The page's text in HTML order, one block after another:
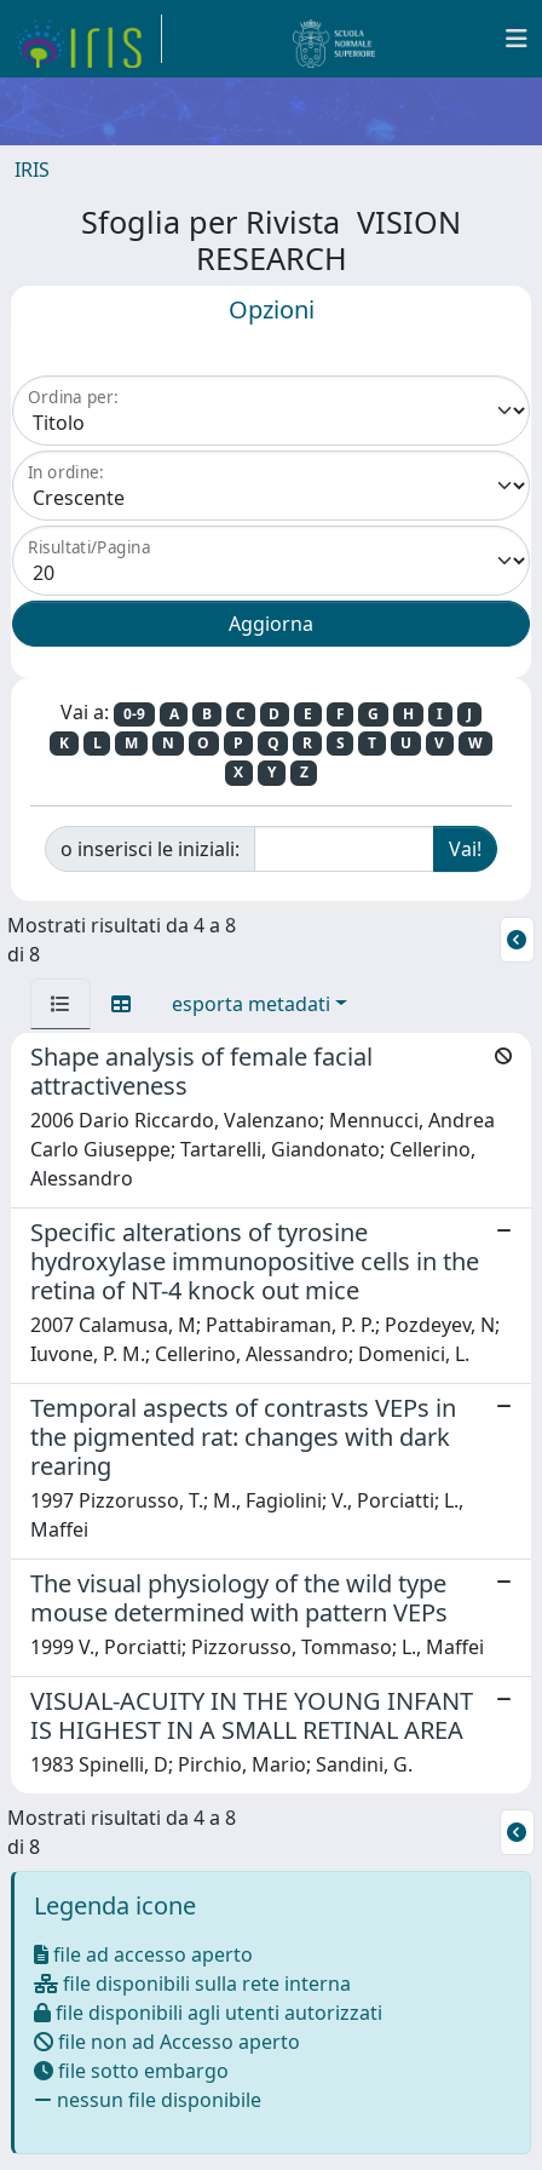
IRIS
Sfoglia per Rivista VISION
RESEARCH
Opzioni
Ordina per:
In ordine:
Risultati/Pagina
Vai a: 0-9 A B C D E F G H I
J
K
L M N O P Q R S T U V
W
X
Y Z
o inserisci le iniziali:
Mostrati risultati da 4 a 8
di 8
esporta metadati
Shape analysis of female facial
attractiveness
2006 Dario Riccardo, Valenzano; Mennucci, Andrea
Carlo Giuseppe; Tartarelli, Giandonato; Cellerino,
Alessandro
Specific alterations of tyrosine
hydroxylase immunopositive cells in the
retina of NT-4 knock out mice
2007 Calamusa, M; Pattabiraman, P. P.; Pozdeyev, N;
Iuvone, P. M.; Cellerino, Alessandro; Domenici, L.
Temporal aspects of contrasts VEPs in
the pigmented rat: changes with dark
rearing
1997 Pizzorusso, T.; M., Fagiolini; V., Porciatti; L.,
Maffei
The visual physiology of the wild type
mouse determined with pattern VEPs
1999 V., Porciatti; Pizzorusso, Tommaso; L., Maffei
VISUAL-ACUITY IN THE YOUNG INFANT
IS HIGHEST IN A SMALL RETINAL AREA
1983 Spinelli, D; Pirchio, Mario; Sandini, G.
Mostrati risultati da 4 a 8
di 8
Legenda icone
file ad accesso aperto
file disponibili sulla rete interna
file disponibili agli utenti autorizzati
file non ad Accesso aperto
file sotto embargo
nessun file disponibile